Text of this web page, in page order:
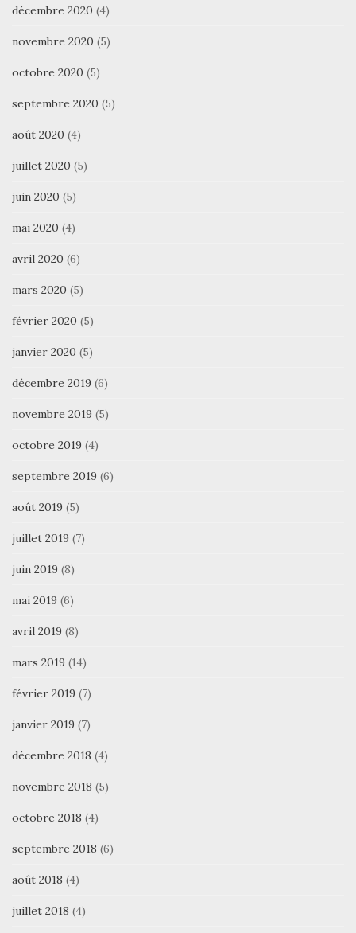
décembre 2020 (4)
novembre 2020 (5)
octobre 2020 (5)
septembre 2020 (5)
août 2020 (4)
juillet 2020 (5)
juin 2020 (5)
mai 2020 (4)
avril 2020 (6)
mars 2020 (5)
février 2020 (5)
janvier 2020 (5)
décembre 2019 (6)
novembre 2019 (5)
octobre 2019 (4)
septembre 2019 (6)
août 2019 (5)
juillet 2019 (7)
juin 2019 (8)
mai 2019 (6)
avril 2019 (8)
mars 2019 (14)
février 2019 (7)
janvier 2019 (7)
décembre 2018 (4)
novembre 2018 (5)
octobre 2018 (4)
septembre 2018 (6)
août 2018 (4)
juillet 2018 (4)